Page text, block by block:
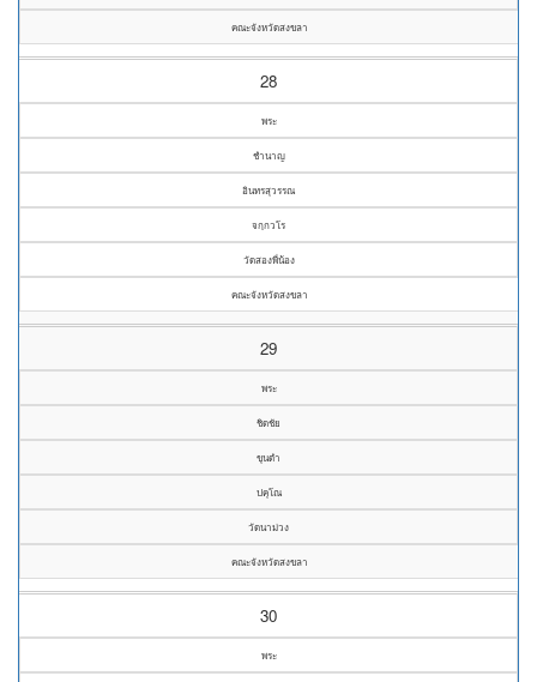
คณะจังหวัดสงขลา
28
พระ
ชำนาญ
อินทรสุวรรณ
จกฺกวโร
วัดสองพี่น้อง
คณะจังหวัดสงขลา
29
พระ
ชิดชัย
ขุนดำ
ปคุโณ
วัดนาม่วง
คณะจังหวัดสงขลา
30
พระ